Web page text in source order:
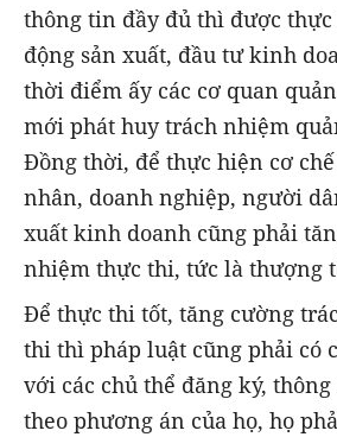
thông tin đầy đủ thì được
động sản xuất, đầu tư kinh
thời điểm ấy các cơ quan
mới phát huy trách nhiệm
Đồng thời, để thực hiện cơ
nhân, doanh nghiệp, người
xuất kinh doanh cũng phải
nhiệm thực thi, tức là thượng
Để thực thi tốt, tăng cường
thi thì pháp luật cũng phải có
với các chủ thể đăng ký,
theo phương án của họ, họ